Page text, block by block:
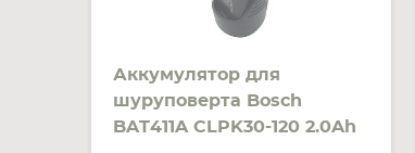
Аккумулятор для
шуруповерта Bosch
BAT411A CLPK30-120 2.0Ah